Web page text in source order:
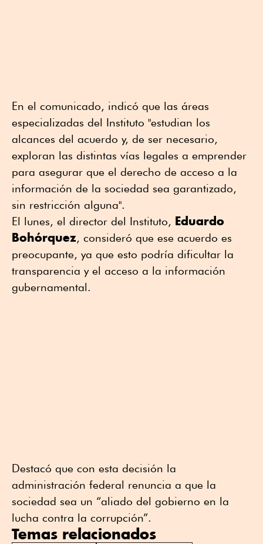
En el comunicado, indicó que las áreas
especializadas del Instituto "estudian los
alcances del acuerdo y, de ser necesario,
exploran las distintas vías legales a emprender
para asegurar que el derecho de acceso a la
información de la sociedad sea garantizado,
sin restricción alguna".
El lunes, el director del Instituto, Eduardo
Bohórquez, consideró que ese acuerdo es
preocupante, ya que esto podría dificultar la
transparencia y el acceso a la información
gubernamental.
Destacó que con esta decisión la
administración federal renuncia a que la
sociedad sea un “aliado del gobierno en la
lucha contra la corrupción”.
Temas relacionados